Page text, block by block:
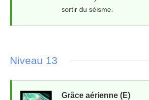
sortir du séisme.
Niveau 13
Grâce aérienne (E)